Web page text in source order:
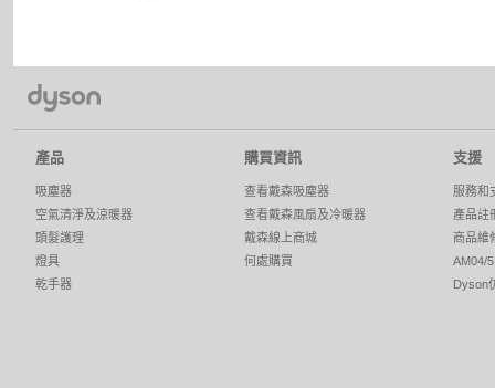
產品
吸塵器
空氣清淨及涼暖器
頭髮護理
燈具
乾手器
購買資訊
查看戴森吸塵器
查看戴森風扇及冷暖器
戴森線上商城
何處購買
支援
服務和
產品註
商品維
AM04/
Dyson